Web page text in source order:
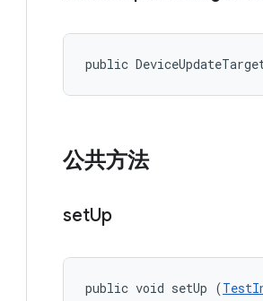
public
公共方法
setUp
public void setUp (